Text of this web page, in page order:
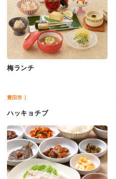
梅ランチ
豊田市
ハッキョチブ